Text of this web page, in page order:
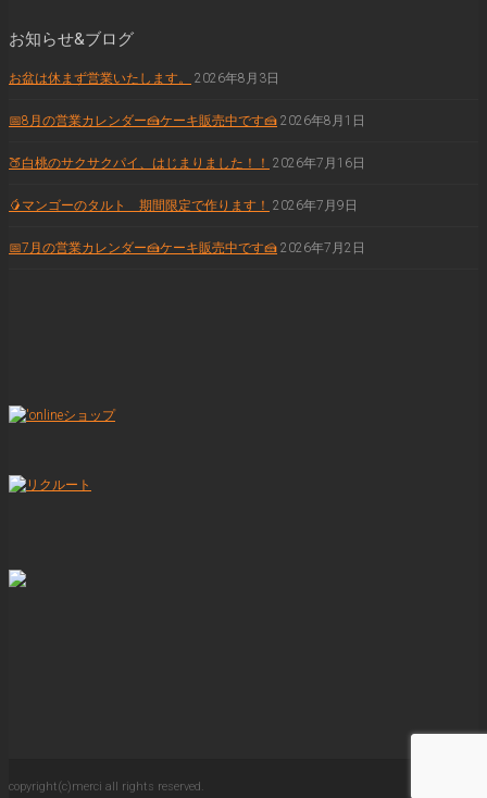
お知らせ&ブログ
お盆は休まず営業いたします。 2026年8月3日
📅8月の営業カレンダー🍰ケーキ販売中です🍰 2026年8月1日
🍑白桃のサクサクパイ、はじまりました！！ 2026年7月16日
🥭マンゴーのタルト 期間限定で作ります！ 2026年7月9日
📅7月の営業カレンダー🍰ケーキ販売中です🍰 2026年7月2日
copyright(c)merci all rights reserved.